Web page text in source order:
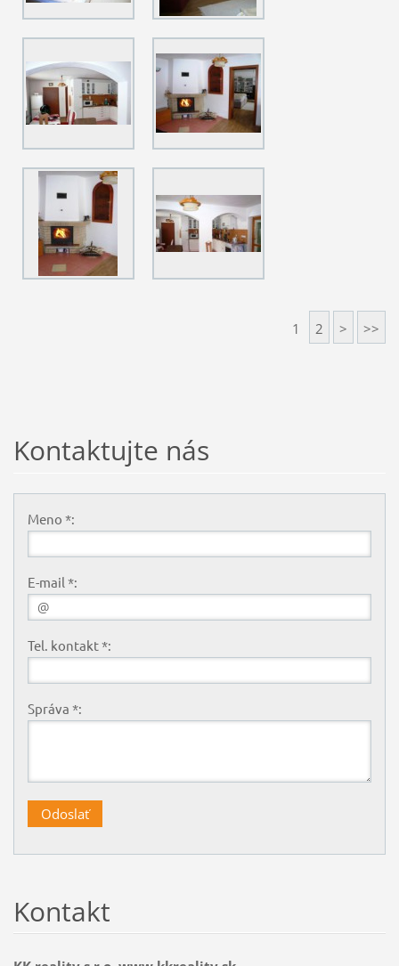
1 2 > >>
Kontaktujte nás
Meno *:
E-mail *:
Tel. kontakt *:
Správa *:
Kontakt